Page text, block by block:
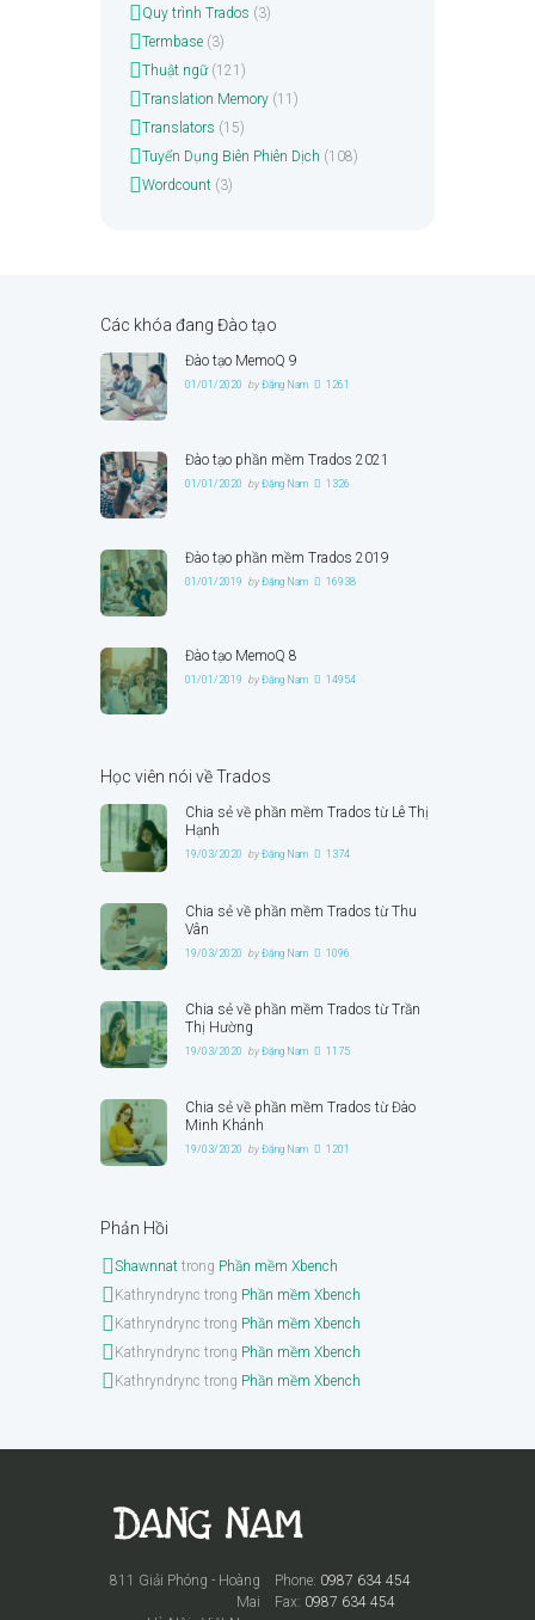
Quy trình Trados (3)
Termbase(3)
Thuật ngữ(121)
Translation Memory(11)
Translators (15)
Tuyển Dụng Biên Phiên Dịch (108)
Wordcount(3)
Các khóa đang Đào tạo
Đào tạo MemoQ 9
01/01/2020 byĐặng Nam 1261
Đào tạo phần mềm Trados 2021
01/01/2020 byĐặng Nam 1326
Đào tạo phần mềm Trados 2019
01/01/2019 byĐặng Nam 16938
Đào tạo MemoQ 8
01/01/2019 byĐặng Nam 14954
Học viên nói về Trados
Chia sẻ về phần mềm Trados từ Lê Thị
Hạnh
19/03/2020 byĐặng Nam 1374
Chia sẻ về phần mềm Trados từ Thu
Vân
19/03/2020 byĐặng Nam 1096
Chia sẻ về phần mềm Trados từ Trần
Thị Hường
19/03/2020 byĐặng Nam 1175
Chia sẻ về phần mềm Trados từ Đào
Minh Khánh
19/03/2020 byĐặng Nam 1201
Phản Hồi
Shawnnat trong Phần mềm Xbench
Kathryndrync trong Phần mềm Xbench
Kathryndrync trong Phần mềm Xbench
Kathryndrync trong Phần mềm Xbench
Kathryndrync trong Phần mềm Xbench
Phone: 0987 634 454
Fax: 0987 634 454
811 Giải Phóng - Hoàng
Mai